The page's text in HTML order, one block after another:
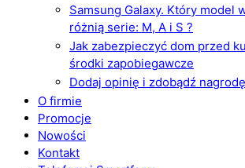
Samsung Galaxy. Który model
różnią serie: M, A i S ?
Jak zabezpieczyć dom przed
środki zapobiegawcze
Dodaj opinię i zdobądź
O firmie
Promocje
Nowości
Kontakt